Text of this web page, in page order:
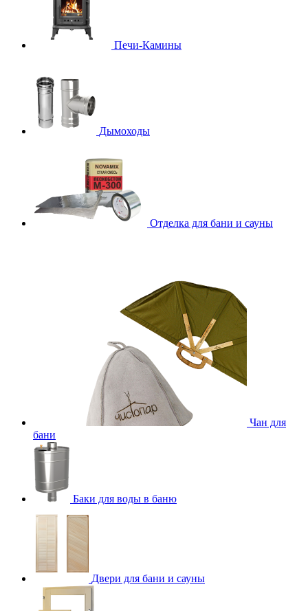
Печи-Камины
Дымоходы
Отделка для бани и сауны
Чан для
бани
Баки для воды в баню
Двери для бани и сауны